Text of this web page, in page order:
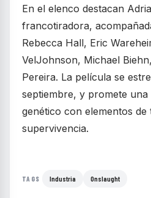
En el elenco destacan
francotiradora,
Rebecca Hall, Eric
VelJohnson, Michael
Pereira. La película se
septiembre, y promete
genético con elementos
supervivencia.
TAGS Industria Onslaught